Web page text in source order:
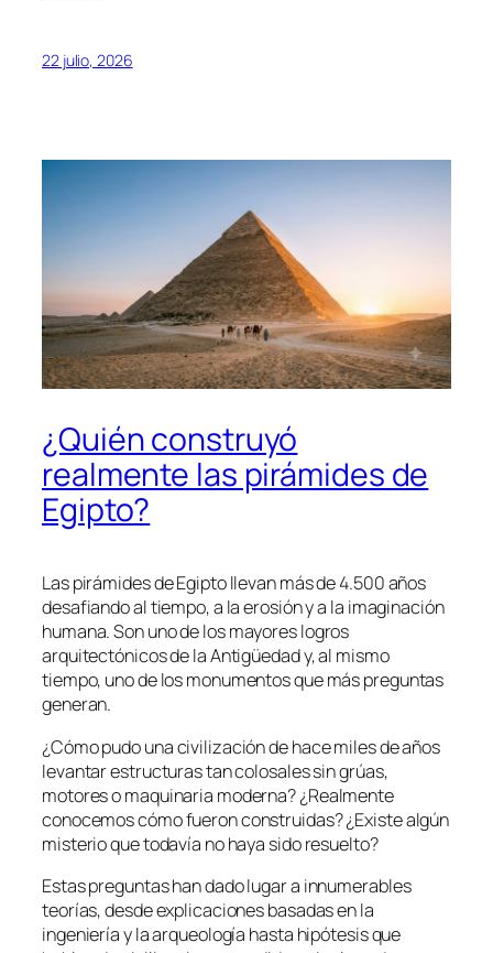
22 julio, 2026
¿Quién construyó
realmente las pirámides de
Egipto?
Las pirámides de Egipto llevan más de 4.500 años
desafiando al tiempo, a la erosión y a la imaginación
humana. Son uno de los mayores logros
arquitectónicos de la Antigüedad y, al mismo
tiempo, uno de los monumentos que más preguntas
generan.
¿Cómo pudo una civilización de hace miles de años
levantar estructuras tan colosales sin grúas,
motores o maquinaria moderna? ¿Realmente
conocemos cómo fueron construidas? ¿Existe algún
misterio que todavía no haya sido resuelto?
Estas preguntas han dado lugar a innumerables
teorías, desde explicaciones basadas en la
ingeniería y la arqueología hasta hipótesis que